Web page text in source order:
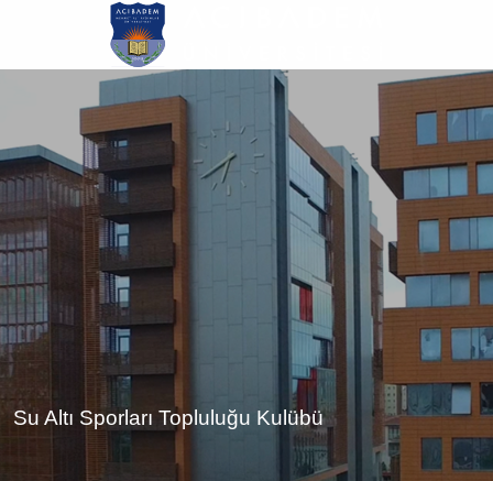
atla
Su Altı Sporları Topluluğu Kulübü